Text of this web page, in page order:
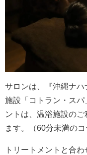
サロンは、『沖縄ナ
施設「コトラン・ス
ントは、温浴施設の
ます。（60分未満の
トリートメントと合